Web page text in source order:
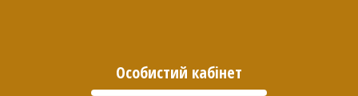
Особистий кабінет